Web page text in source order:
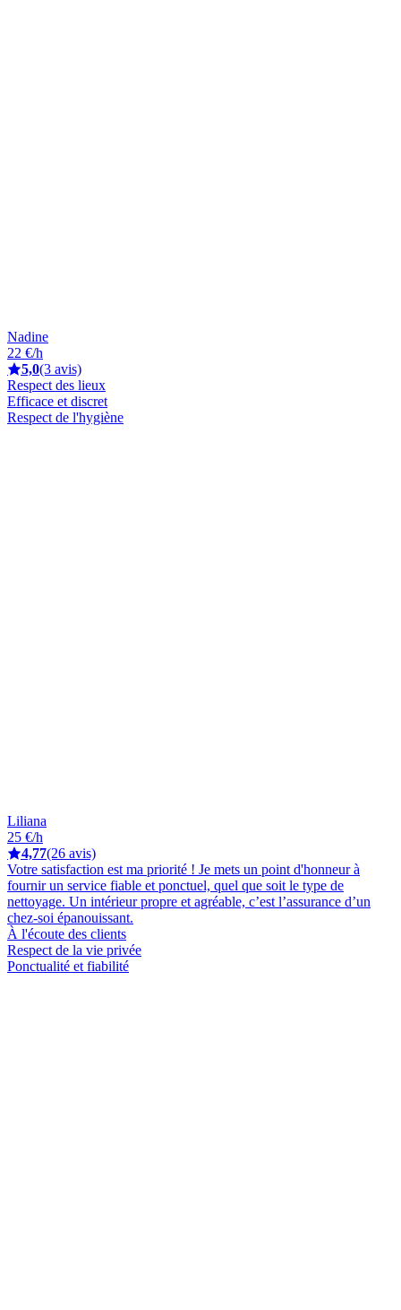
Nadine
22 €/h
5,0(3 avis)
Respect des lieux
Efficace et discret
Respect de l'hygiène
Liliana
25 €/h
4,77(26 avis)
Votre satisfaction est ma priorité ! Je mets un point d'honneur à
fournir un service fiable et ponctuel, quel que soit le type de
nettoyage. Un intérieur propre et agréable, c’est l’assurance d’un
chez-soi épanouissant.
À l'écoute des clients
Respect de la vie privée
Ponctualité et fiabilité